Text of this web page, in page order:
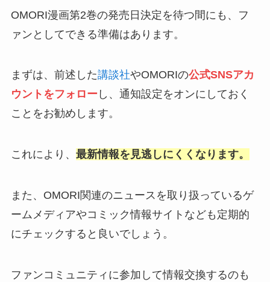
OMORI漫画第2巻の発売日決定を待つ間にも、フ
ァンとしてできる準備はあります。
まずは、前述した講談社やOMORIの公式SNSアカ
ウントをフォロー し、通知設定をオンにしておく
ことをお勧めします。
これにより、 最新情報を見逃しにくくなります。
また、OMORI関連のニュースを取り扱っているゲ
ームメディアやコミック情報サイトなども定期的
にチェックすると良いでしょう。
ファンコミュニティに参加して情報交換するのも